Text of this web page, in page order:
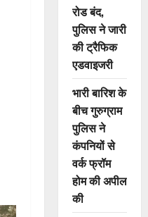
रोड बंद,
पुलिस ने जारी
की ट्रैफिक
एडवाइजरी
भारी बारिश के
बीच गुरुग्राम
पुलिस ने
कंपनियों से
वर्क फ्रॉम
होम की अपील
की